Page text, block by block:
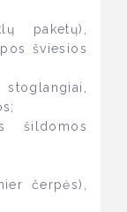
paketų),
šviesios
šildomos
čerpės),